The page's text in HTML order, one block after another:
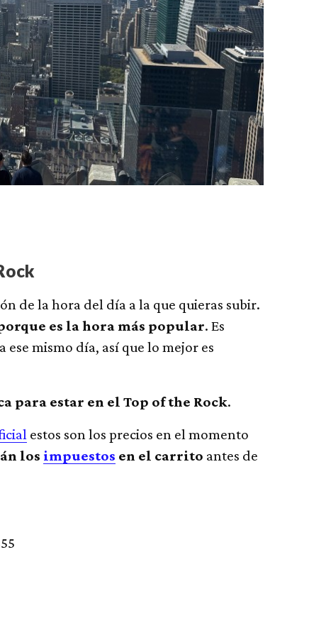
de la hora del día a la que quieras subir.
es la hora más popular. Es
mismo día, así que lo mejor es
para estar en el Top of the Rock.
estos son los precios en el momento
los impuestos en el carrito antes de